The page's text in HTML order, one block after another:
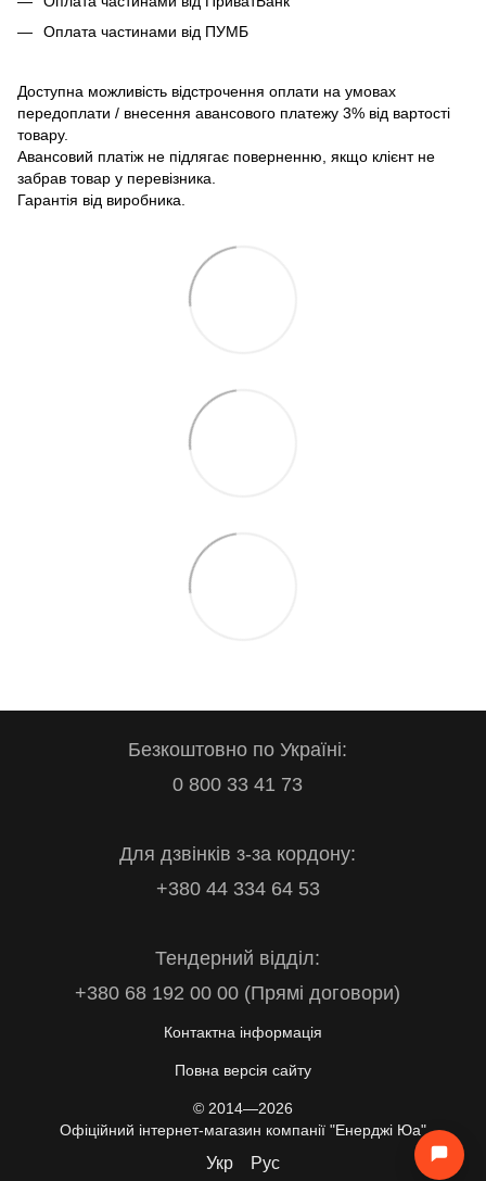
Оплата частинами від ПУМБ
Доступна можливість відстрочення оплати на умовах
передоплати / внесення авансового платежу 3% від вартості
товару.
Авансовий платіж не підлягає поверненню, якщо клієнт не
забрав товар у перевізника.
Гарантія від виробника.
Безкоштовно по Україні:
0 800 33 41 73
Для дзвінків з-за кордону:
+380 44 334 64 53
Тендерний відділ:
+380 68 192 00 00 (Прямі договори)
Контактна інформація
Повна версія сайту
© 2014—2026
Офіційний інтернет-магазин компанії "Енерджі Юа"
Укр Рус